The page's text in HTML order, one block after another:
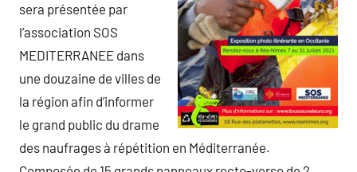
sera présentée par
l’association SOS
MEDITERRANEE dans
une douzaine de villes de
la région afin d’informer
le grand public du drame
des naufrages à répétition en Méditerranée.